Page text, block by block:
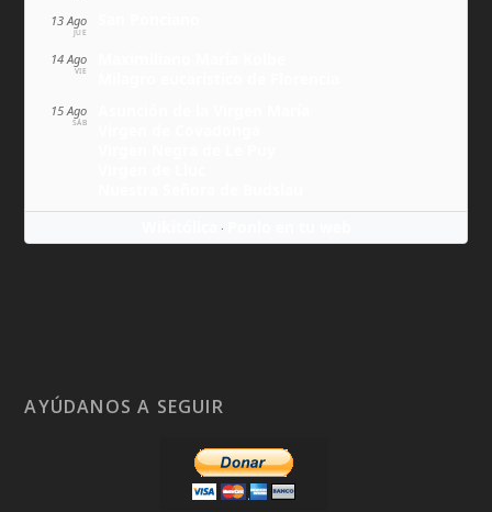
13 Ago
JUE
14 Ago
VIE
15 Ago
SÁB
·
AYÚDANOS A SEGUIR